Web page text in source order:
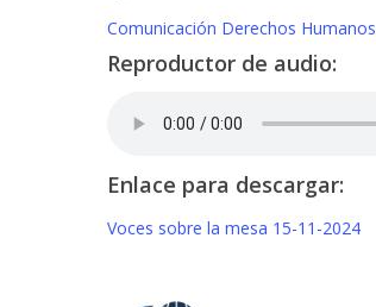
Comunicación Derechos Humanos
Reproductor de audio:
Enlace para descargar:
Voces sobre la mesa 15-11-2024